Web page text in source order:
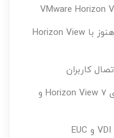
پشتیبانی از سازمان‌هایی که هنوز با Horizon View
آمادگی برای مقایسه نسخه‌های Horizon View 7 و